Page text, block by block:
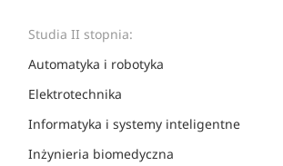
Studia II stopnia:
Automatyka i robotyka
Elektrotechnika
Informatyka i systemy inteligentne
Inżynieria biomedyczna